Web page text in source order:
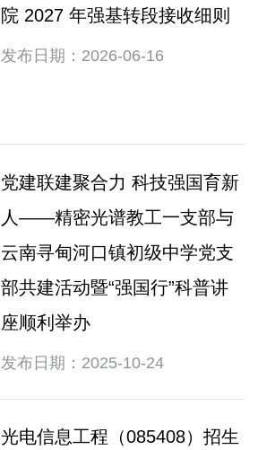
院 2027 年强基转段接收细则
发布日期：2026-06-16
党建联建聚合力 科技强国育新
人——精密光谱教工一支部与
云南寻甸河口镇初级中学党支
部共建活动暨“强国行”科普讲
座顺利举办
发布日期：2025-10-24
光电信息工程（085408）招生